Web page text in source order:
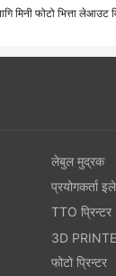
मिनी फोटो भित्ता लेआउट
लेबुल मुद्रक
प्रयोगकर्ता
TTO प्रिन्टर
3D
फोटो प्रिन्टर